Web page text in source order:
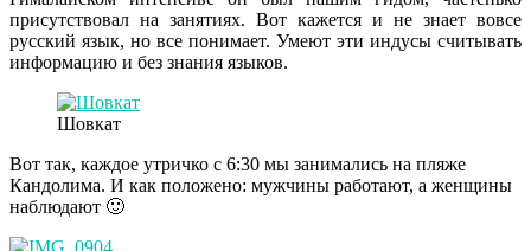
присутствовал на занятиях. Вот кажется и не знает вовсе
русский язык, но все понимает. Умеют эти индусы считывать
информацию и без знания языков.
Шовкат
Вот так, каждое утричко с 6:30 мы занимались на пляже
Кандолима. И как положено: мужчины работают, а женщины
наблюдают 🙂